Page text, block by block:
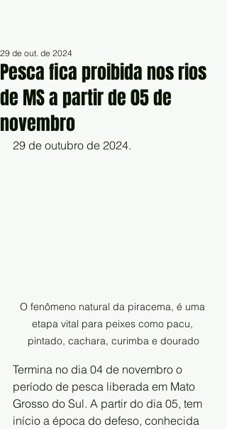
Pesca fica proibida nos rios
de MS a partir de 05 de
novembro
29 de out. de 2024
29 de outubro de 2024.
O fenômeno natural da piracema, é uma
etapa vital para peixes como pacu,
pintado, cachara, curimba e dourado
Termina no dia 04 de novembro o
período de pesca liberada em Mato
Grosso do Sul. A partir do dia 05, tem
início a época do defeso, conhecida